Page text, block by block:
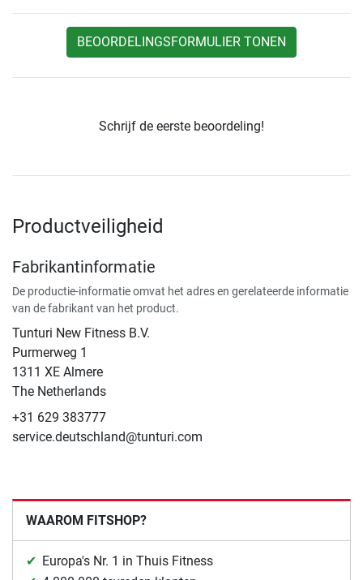
BEOORDELINGSFORMULIER TONEN
Schrijf de eerste beoordeling!
Productveiligheid
Fabrikantinformatie
De productie-informatie omvat het adres en gerelateerde informatie
van de fabrikant van het product.
Tunturi New Fitness B.V.
​Purmerweg 1
1311 XE Almere
The Netherlands
+31 629 383777
service.deutschland@tunturi.com
WAAROM FITSHOP?
Europa's Nr. 1 in Thuis Fitness